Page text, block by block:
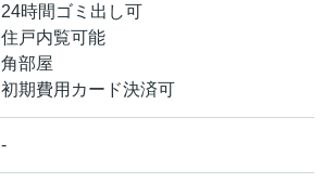
24時間ゴミ出し可
住戸内覧可能
角部屋
初期費用カード決済可
-